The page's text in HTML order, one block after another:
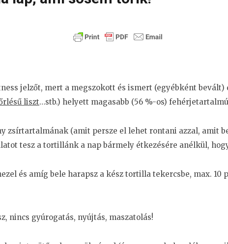
jelzőt, mert a megszokott és ismert (egyébként bevált)
liszt…stb.) helyett magasabb (56 %-os)
zsírtartalmának (amit persze el lehet rontani azzal, amit
tesz a tortillánk a nap bármely étkezésére anélkül,
és amíg bele harapsz a kész tortilla tekercsbe, max. 10
nincs gyúrogatás, nyújtás, maszatolás!